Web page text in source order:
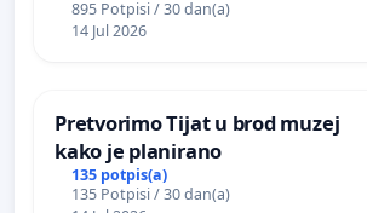
895 Potpisi / 30 dan(a)
14 Jul 2026
Pretvorimo Tijat u brod muzej
kako je planirano
135 potpis(a)
135 Potpisi / 30 dan(a)